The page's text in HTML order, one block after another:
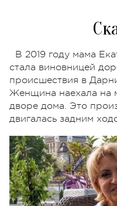
В 2019 году мама
стала виновницей
происшествия в
Женщина наехала на
дворе дома. Это
двигалась задним